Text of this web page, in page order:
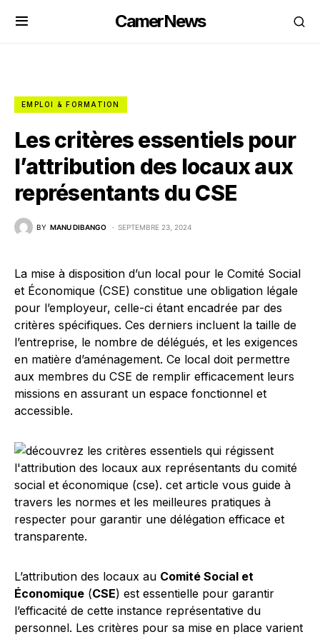
CamerNews
EMPLOI & FORMATION
Les critères essentiels pour
l’attribution des locaux aux
représentants du CSE
BY MANU DIBANGO SEPTEMBRE 23, 2024
La mise à disposition d’un local pour le Comité Social
et Économique (CSE) constitue une obligation légale
pour l’employeur, celle-ci étant encadrée par des
critères spécifiques. Ces derniers incluent la taille de
l’entreprise, le nombre de délégués, et les exigences
en matière d’aménagement. Ce local doit permettre
aux membres du CSE de remplir efficacement leurs
missions en assurant un espace fonctionnel et
accessible.
L’attribution des locaux au Comité Social et
Économique (CSE) est essentielle pour garantir
l’efficacité de cette instance représentative du
personnel. Les critères pour sa mise en place varient